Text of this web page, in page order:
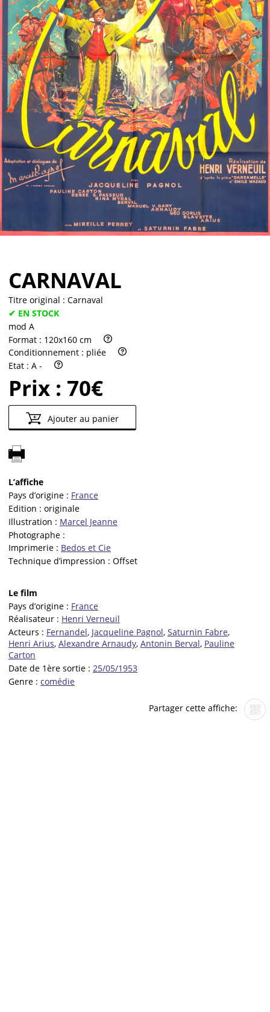
Vendre
CARNAVAL
Titre original : Carnaval
✔ EN STOCK
mod A
Format : 120x160 cm
Conditionnement : pliée
Etat : A -
Prix : 70€
Ajouter au panier
L’affiche
Pays d’origine : France
Edition : originale
Illustration : Marcel Jeanne
Photographe :
Imprimerie : Bedos et Cie
Technique d’impression : Offset
Le film
Pays d’origine : France
Réalisateur : Henri Verneuil
Acteurs : Fernandel, Jacqueline Pagnol, Saturnin Fabre,
Henri Arius, Alexandre Arnaudy, Antonin Berval, Pauline
Carton
Date de 1ère sortie : 25/05/1953
Genre : comédie
Partager cette affiche: